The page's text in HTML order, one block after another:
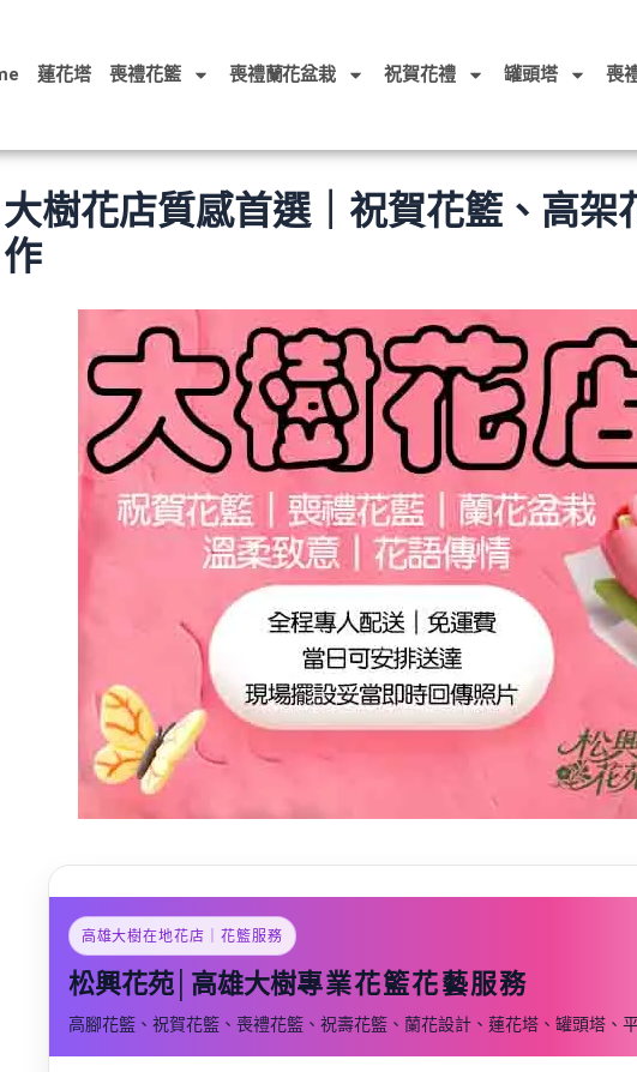
蓮花塔 喪禮花籃 喪禮蘭花盆栽 祝賀花禮 罐頭塔 喪
大樹花店質感首選｜祝賀花籃、高架
作
高雄大樹在地花店｜花籃服務
松興花苑│高雄大樹專業花籃花藝服務
高腳花籃、祝賀花籃、喪禮花籃、祝壽花籃、蘭花設計、蓮花塔、罐頭塔、